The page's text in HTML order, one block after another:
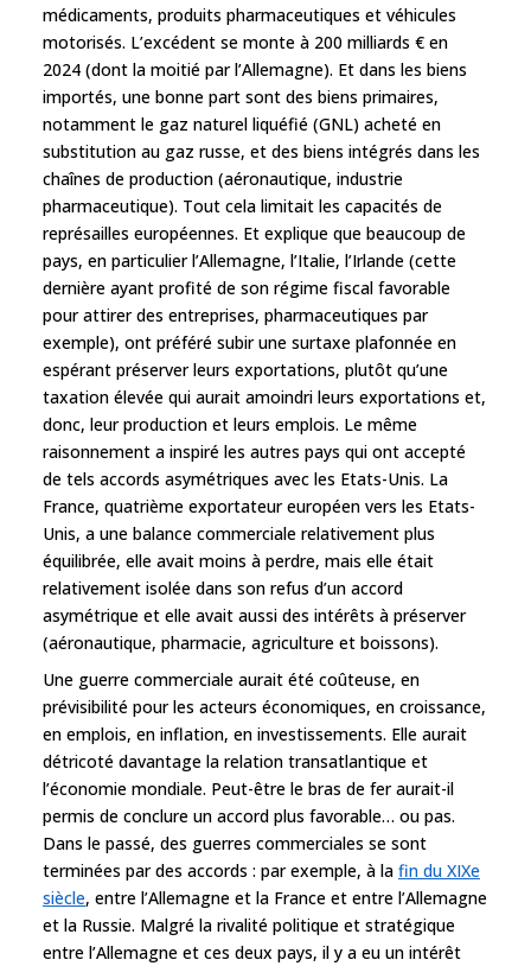
médicaments, produits pharmaceutiques et véhicules
motorisés. L’excédent se monte à 200 milliards € en
2024 (dont la moitié par l’Allemagne). Et dans les biens
importés, une bonne part sont des biens primaires,
notamment le gaz naturel liquéfié (GNL) acheté en
substitution au gaz russe, et des biens intégrés dans les
chaînes de production (aéronautique, industrie
pharmaceutique). Tout cela limitait les capacités de
représailles européennes. Et explique que beaucoup de
pays, en particulier l’Allemagne, l’Italie, l’Irlande (cette
dernière ayant profité de son régime fiscal favorable
pour attirer des entreprises, pharmaceutiques par
exemple), ont préféré subir une surtaxe plafonnée en
espérant préserver leurs exportations, plutôt qu’une
taxation élevée qui aurait amoindri leurs exportations et,
donc, leur production et leurs emplois. Le même
raisonnement a inspiré les autres pays qui ont accepté
de tels accords asymétriques avec les Etats-Unis. La
France, quatrième exportateur européen vers les Etats-
Unis, a une balance commerciale relativement plus
équilibrée, elle avait moins à perdre, mais elle était
relativement isolée dans son refus d’un accord
asymétrique et elle avait aussi des intérêts à préserver
(aéronautique, pharmacie, agriculture et boissons).
Une guerre commerciale aurait été coûteuse, en
prévisibilité pour les acteurs économiques, en croissance,
en emplois, en inflation, en investissements. Elle aurait
détricoté davantage la relation transatlantique et
l’économie mondiale. Peut-être le bras de fer aurait-il
permis de conclure un accord plus favorable… ou pas.
Dans le passé, des guerres commerciales se sont
terminées par des accords : par exemple, à la fin du XIXe
siècle, entre l’Allemagne et la France et entre l’Allemagne
et la Russie. Malgré la rivalité politique et stratégique
entre l’Allemagne et ces deux pays, il y a eu un intérêt